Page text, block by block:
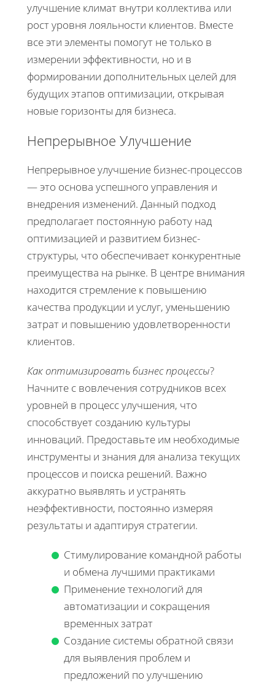
улучшение климат внутри коллектива или
рост уровня лояльности клиентов. Вместе
все эти элементы помогут не только в
измерении эффективности, но и в
формировании дополнительных целей для
будущих этапов оптимизации, открывая
новые горизонты для бизнеса.
Непрерывное Улучшение
Непрерывное улучшение бизнес-процессов
— это основа успешного управления и
внедрения изменений. Данный подход
предполагает постоянную работу над
оптимизацией и развитием бизнес-
структуры, что обеспечивает конкурентные
преимущества на рынке. В центре внимания
находится стремление к повышению
качества продукции и услуг, уменьшению
затрат и повышению удовлетворенности
клиентов.
Как оптимизировать бизнес процессы?
Начните с вовлечения сотрудников всех
уровней в процесс улучшения, что
способствует созданию культуры
инноваций. Предоставьте им необходимые
инструменты и знания для анализа текущих
процессов и поиска решений. Важно
аккуратно выявлять и устранять
неэффективности, постоянно измеряя
результаты и адаптируя стратегии.
Стимулирование командной работы
и обмена лучшими практиками
Применение технологий для
автоматизации и сокращения
временных затрат
Создание системы обратной связи
для выявления проблем и
предложений по улучшению